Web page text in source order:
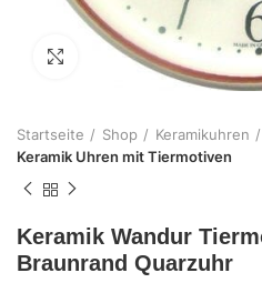
Zum Vergrößern klicken
Startseite Shop Keramikuhren
Keramik Uhren mit Tiermotiven
Keramik Wandur
Braunrand Quarzuhr